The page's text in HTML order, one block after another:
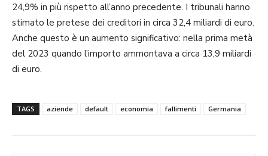
24,9% in più rispetto all’anno precedente. I tribunali hanno
stimato le pretese dei creditori in circa 32,4 miliardi di euro.
Anche questo è un aumento significativo: nella prima metà
del 2023 quando l’importo ammontava a circa 13,9 miliardi
di euro.
TAGS aziende default economia fallimenti Germania